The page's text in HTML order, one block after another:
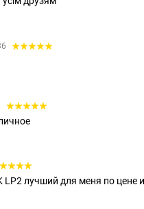
LP2 лучший для меня по цене